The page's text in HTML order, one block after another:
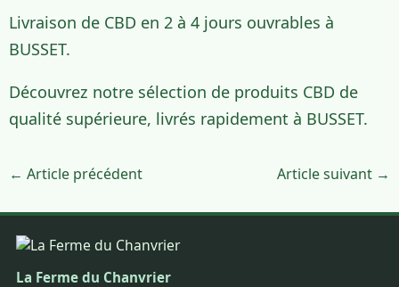
Livraison de CBD en 2 à 4 jours ouvrables à
BUSSET.
Découvrez notre sélection de produits CBD de
qualité supérieure, livrés rapidement à BUSSET.
← Article précédent Article suivant →
La Ferme du Chanvrier